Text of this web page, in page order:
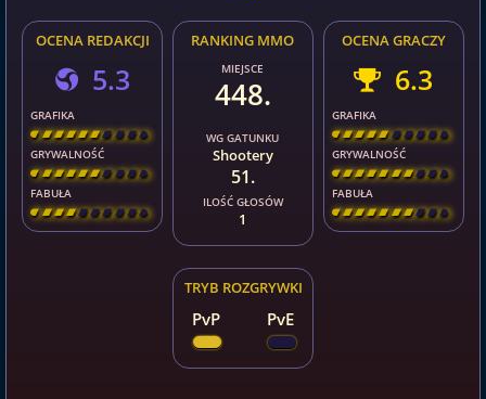
TRYB ROZGRYWKI
PvP PvE
RANKING MMO
MIEJSCE
448.
WG GATUNKU
Shootery
51.
ILOŚĆ GŁOSÓW
1
OCENA GRACZY
6.3
GRAFIKA
[ \ \ \ \ \ \ \ \ ]
GRYWALNOŚĆ
[ \ \ \ \ \ \ \ \ ]
FABUŁA
[ \ \ \ \ \ \ \ \ ]
OCENA REDAKCJI
5.3
GRAFIKA
[ \ \ \ \ \ \ \ \ ]
GRYWALNOŚĆ
[ \ \ \ \ \ \ \ \ ]
FABUŁA
[ \ \ \ \ \ \ \ \ ]